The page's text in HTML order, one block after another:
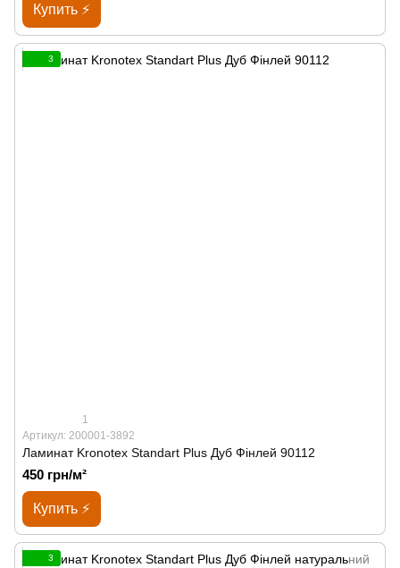
Купить ⚡
3
1
Артикул: 200001-3892
Ламинат Kronotex Standart Plus Дуб Фінлей 90112
450 грн/м²
Купить ⚡
3